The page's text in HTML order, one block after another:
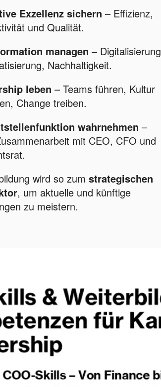
Exzellenz sichern – Effizienz,
und Qualität.
managen –
Nachhaltigkeit.
leben – Teams führen, Kultur
Change treiben.
wahrnehmen –
mit CEO, CFO und
wird so zum strategischen
, um aktuelle und künftige
zu meistern.